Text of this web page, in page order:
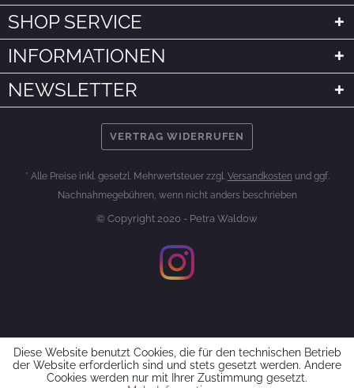
SHOP SERVICE
INFORMATIONEN
NEWSLETTER
VERTRAG WIDERRUFEN
* Alle Preise inkl. gesetzl. Mehrwertsteuer zzgl. Versandkosten und ggf.
Nachnahmegebühren, wenn nicht anders beschrieben
© Copyright 2020 - Petra Waldow
Diese Website benutzt Cookies, die für den technischen Betrieb
der Website erforderlich sind und stets gesetzt werden. Andere
Cookies werden nur mit Ihrer Zustimmung gesetzt.